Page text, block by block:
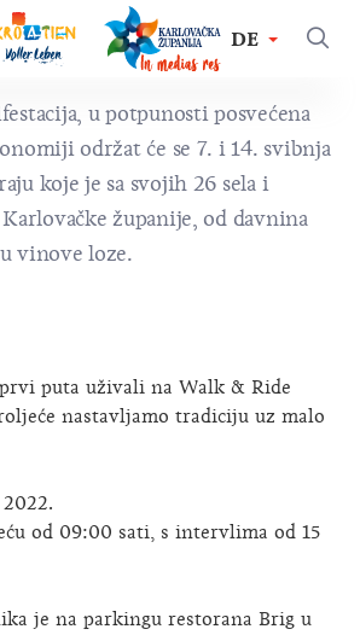
DE
u potpunosti posvećena
održat će se 7. i 14. svibnja
koje je sa svojih 26 sela i
Karlovačke županije, od davnina
vinove loze.
puta uživali na Walk & Ride
nastavljamo tradiciju uz malo
od 09:00 sati, s intervlima od 15
je na parkingu restorana Brig u